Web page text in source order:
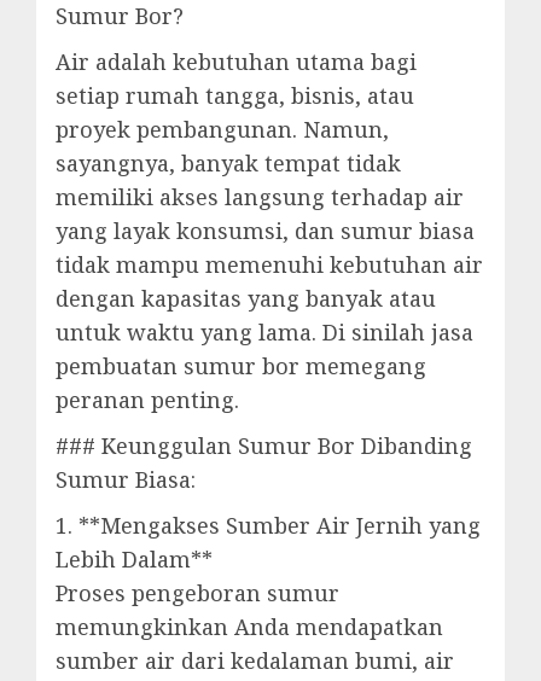
Sumur Bor?
Air adalah kebutuhan utama bagi
setiap rumah tangga, bisnis, atau
proyek pembangunan. Namun,
sayangnya, banyak tempat tidak
memiliki akses langsung terhadap air
yang layak konsumsi, dan sumur biasa
tidak mampu memenuhi kebutuhan air
dengan kapasitas yang banyak atau
untuk waktu yang lama. Di sinilah jasa
pembuatan sumur bor memegang
peranan penting.
### Keunggulan Sumur Bor Dibanding
Sumur Biasa:
1. **Mengakses Sumber Air Jernih yang
Lebih Dalam**
Proses pengeboran sumur
memungkinkan Anda mendapatkan
sumber air dari kedalaman bumi, air